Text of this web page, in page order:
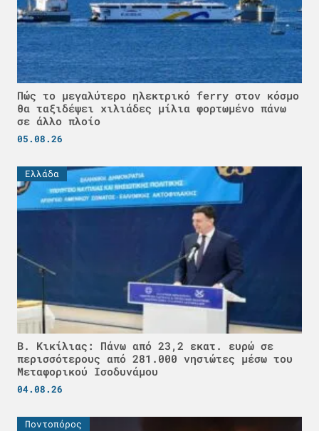
Πώς το μεγαλύτερο ηλεκτρικό ferry στον κόσμο
θα ταξιδέψει χιλιάδες μίλια φορτωμένο πάνω
σε άλλο πλοίο
05.08.26
Ελλάδα
Β. Κικίλιας: Πάνω από 23,2 εκατ. ευρώ σε
περισσότερους από 281.000 νησιώτες μέσω του
Μεταφορικού Ισοδυνάμου
04.08.26
Ποντοπόρος